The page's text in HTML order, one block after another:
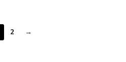
2 →